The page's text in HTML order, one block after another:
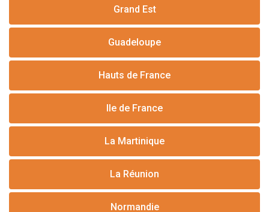
Grand Est
Guadeloupe
Hauts de France
Ile de France
La Martinique
La Réunion
Normandie